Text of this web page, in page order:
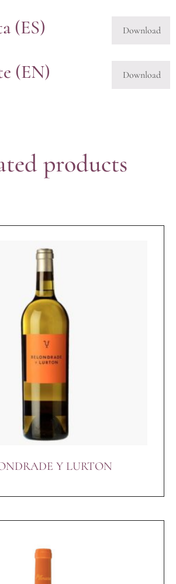
(ES) Download
(EN) Download
products
Y LURTON